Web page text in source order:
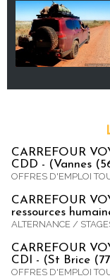
CARREFOUR
CDD - (Vannes
OFFRES D'EMPLOI
CARREFOUR
ressources
ALTERNANCE /
CARREFOUR
CDI - (St Brice
OFFRES D'EMPLOI